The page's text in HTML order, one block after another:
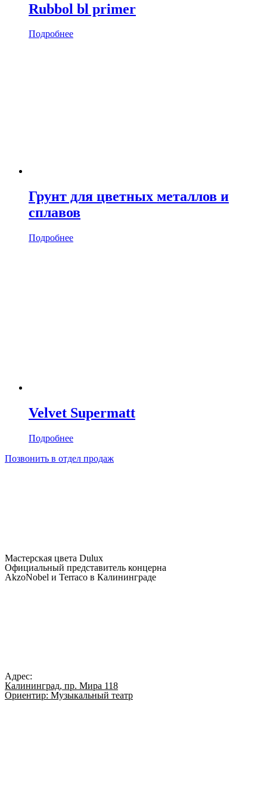
Rubbol bl primer
Подробнее
Грунт для цветных металлов и
сплавов
Подробнее
Velvet Supermatt
Подробнее
Позвонить в отдел продаж
Мастерская цвета Dulux
Официальный представитель концерна
AkzoNobel и Terraco в Калининграде
Адрес:
Калининград, пр. Мира 118
Ориентир: Музыкальный театр